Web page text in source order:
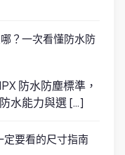
？一次看懂防水防
防水防塵標準，
水能力與選 […]
定要看的尺寸指南